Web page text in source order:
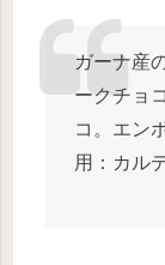
ガーナ産
ークチョ
コ。エン
用：カル